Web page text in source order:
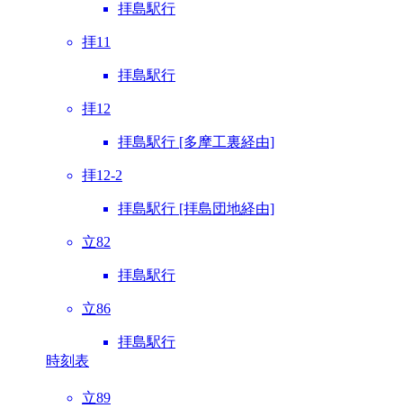
拝島駅行
拝11
拝島駅行
拝12
拝島駅行 [多摩工裏経由]
拝12-2
拝島駅行 [拝島団地経由]
立82
拝島駅行
立86
拝島駅行
時刻表
立89